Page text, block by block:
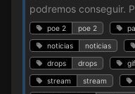
podremos conseguir.
poe 2 poe 2
noticias noticias
drops drops
stream stream